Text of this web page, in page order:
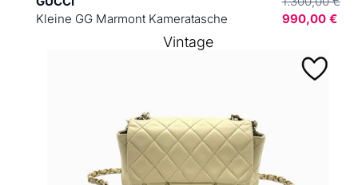
Kleine GG Marmont Kameratasche
990,00 €
Vintage